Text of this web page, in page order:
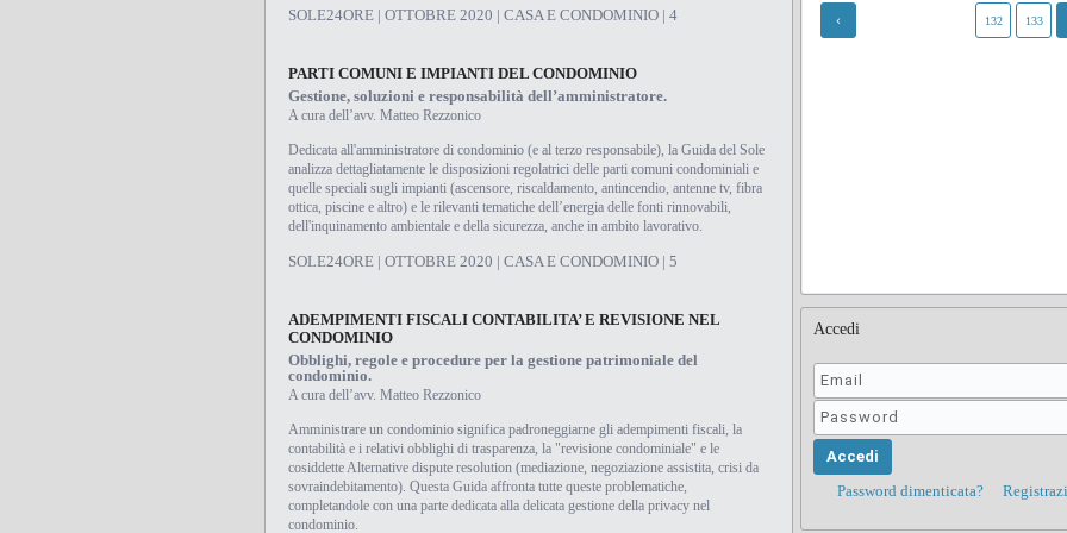
132 133
Accedi
Password dimenticata?
SOLE24ORE | OTTOBRE 2020 | CASA E CONDOMINIO | 4
PARTI COMUNI E IMPIANTI DEL CONDOMINIO
Gestione, soluzioni e responsabilità dell’amministratore.
A cura dell’avv. Matteo Rezzonico
Dedicata all'amministratore di condominio (e al terzo responsabile), la Guida del Sole
analizza dettagliatamente le disposizioni regolatrici delle parti comuni condominiali e
quelle speciali sugli impianti (ascensore, riscaldamento, antincendio, antenne tv, fibra
ottica, piscine e altro) e le rilevanti tematiche dell’energia delle fonti rinnovabili,
dell'inquinamento ambientale e della sicurezza, anche in ambito lavorativo.
SOLE24ORE | OTTOBRE 2020 | CASA E CONDOMINIO | 5
ADEMPIMENTI FISCALI CONTABILITA’ E REVISIONE NEL
CONDOMINIO
Obblighi, regole e procedure per la gestione patrimoniale del
condominio.
A cura dell’avv. Matteo Rezzonico
Amministrare un condominio significa padroneggiarne gli adempimenti fiscali, la
contabilità e i relativi obblighi di trasparenza, la "revisione condominiale" e le
cosiddette Alternative dispute resolution (mediazione, negoziazione assistita, crisi da
sovraindebitamento). Questa Guida affronta tutte queste problematiche,
completandole con una parte dedicata alla delicata gestione della privacy nel
condominio.